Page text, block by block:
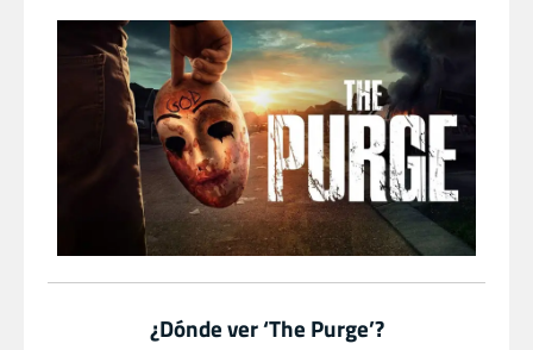
¿Dónde ver ‘The Purge’?